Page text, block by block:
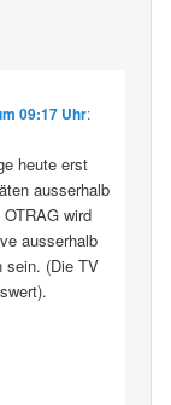
09:17 Uhr:
heute erst
ausserhalb
wird
ausserhalb
sein. (Die TV